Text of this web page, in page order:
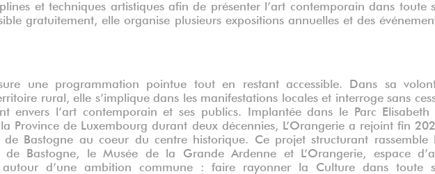
et techniques artistiques afin de présenter l’art contemporain dans toute
gratuitement, elle organise plusieurs expositions annuelles et des
une programmation pointue tout en restant accessible. Dans sa
rural, elle s’implique dans les manifestations locales et interroge sans
envers l’art contemporain et ses publics. Implantée dans le Parc Elisabeth
la Province de Luxembourg durant deux décennies, L’Orangerie a rejoint fin
de Bastogne au coeur du centre historique. Ce projet structurant rassemble
de Bastogne, le Musée de la Grande Ardenne et L’Orangerie, espace
autour d’une ambition commune : faire rayonner la Culture dans toute